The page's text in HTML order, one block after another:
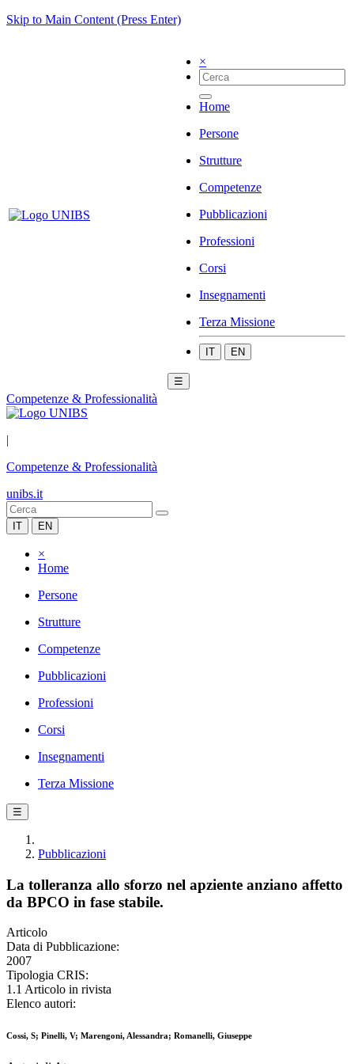
Skip to Main Content (Press Enter)
×
Home
Persone
Strutture
Competenze
Pubblicazioni
Professioni
Corsi
Insegnamenti
Terza Missione
IT EN
☰
Competenze & Professionalità
|
Competenze & Professionalità
unibs.it
IT EN
×
Home
Persone
Strutture
Competenze
Pubblicazioni
Professioni
Corsi
Insegnamenti
Terza Missione
☰
Pubblicazioni
La tolleranza allo sforzo nel apziente anziano affetto
da BPCO in fase stabile.
Articolo
Data di Pubblicazione:
2007
Tipologia CRIS:
1.1 Articolo in rivista
Elenco autori:
Cossi, S; Pinelli, V; Marengoni, Alessandra; Romanelli, Giuseppe